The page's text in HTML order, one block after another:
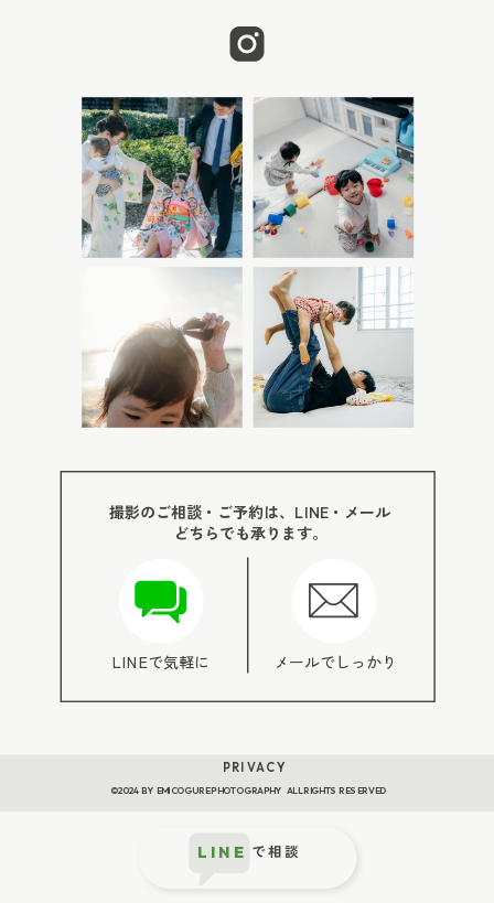
なく、少し引いてコット全体が写るように撮る
気感が残ります。 2. ママと赤ちゃんの写真 産後
すぐの自分は、疲れていたり、顔色や髪型が気に
なったりして、「今は写りたくない」と感じるこ
ともあるかもしれません。 でも、赤ちゃんを抱く
ママの表情は、その日だけのものです。 きれいに
整った写真でなくても、赤ちゃんを見つめるまな
ざしや、そっと抱っこする手には、出産を終えた
ばかりの時間が写ります。 赤ちゃんだけの写真は
たくさん残っていても、ママと赤ちゃんが一緒に
て、1枚だけでも残してもらうのがおすすめです。
3. パパやきょうだい、面会に来た家族との写真 パ
パが撮影係になっていると、パパと赤ちゃんの写
入院中は、パパやきょうだい、祖父母など、赤ち
ゃんに会いに来てくれた家族との写真を残せるタ
る写真もよいですが、赤ちゃんをのぞき込む横顔
ときの緊張や嬉しさが、あとから見返したときに
PRIVACY
©2024 BY EMI COGURE PHOTOGRAPHY ALL RIGHTS RESERVED
LINEで気軽に メールでしっかり
撮影のご相談・ご予約は、LINE・メール
どちらでも承ります。
LINE
で相談